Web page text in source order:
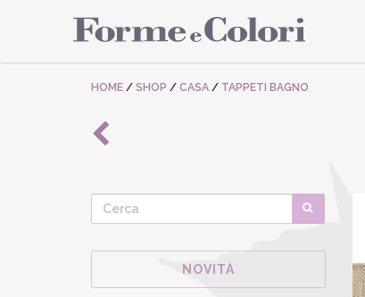
HOME / SHOP / CASA / TAPPETI BAGNO
NOVITÀ